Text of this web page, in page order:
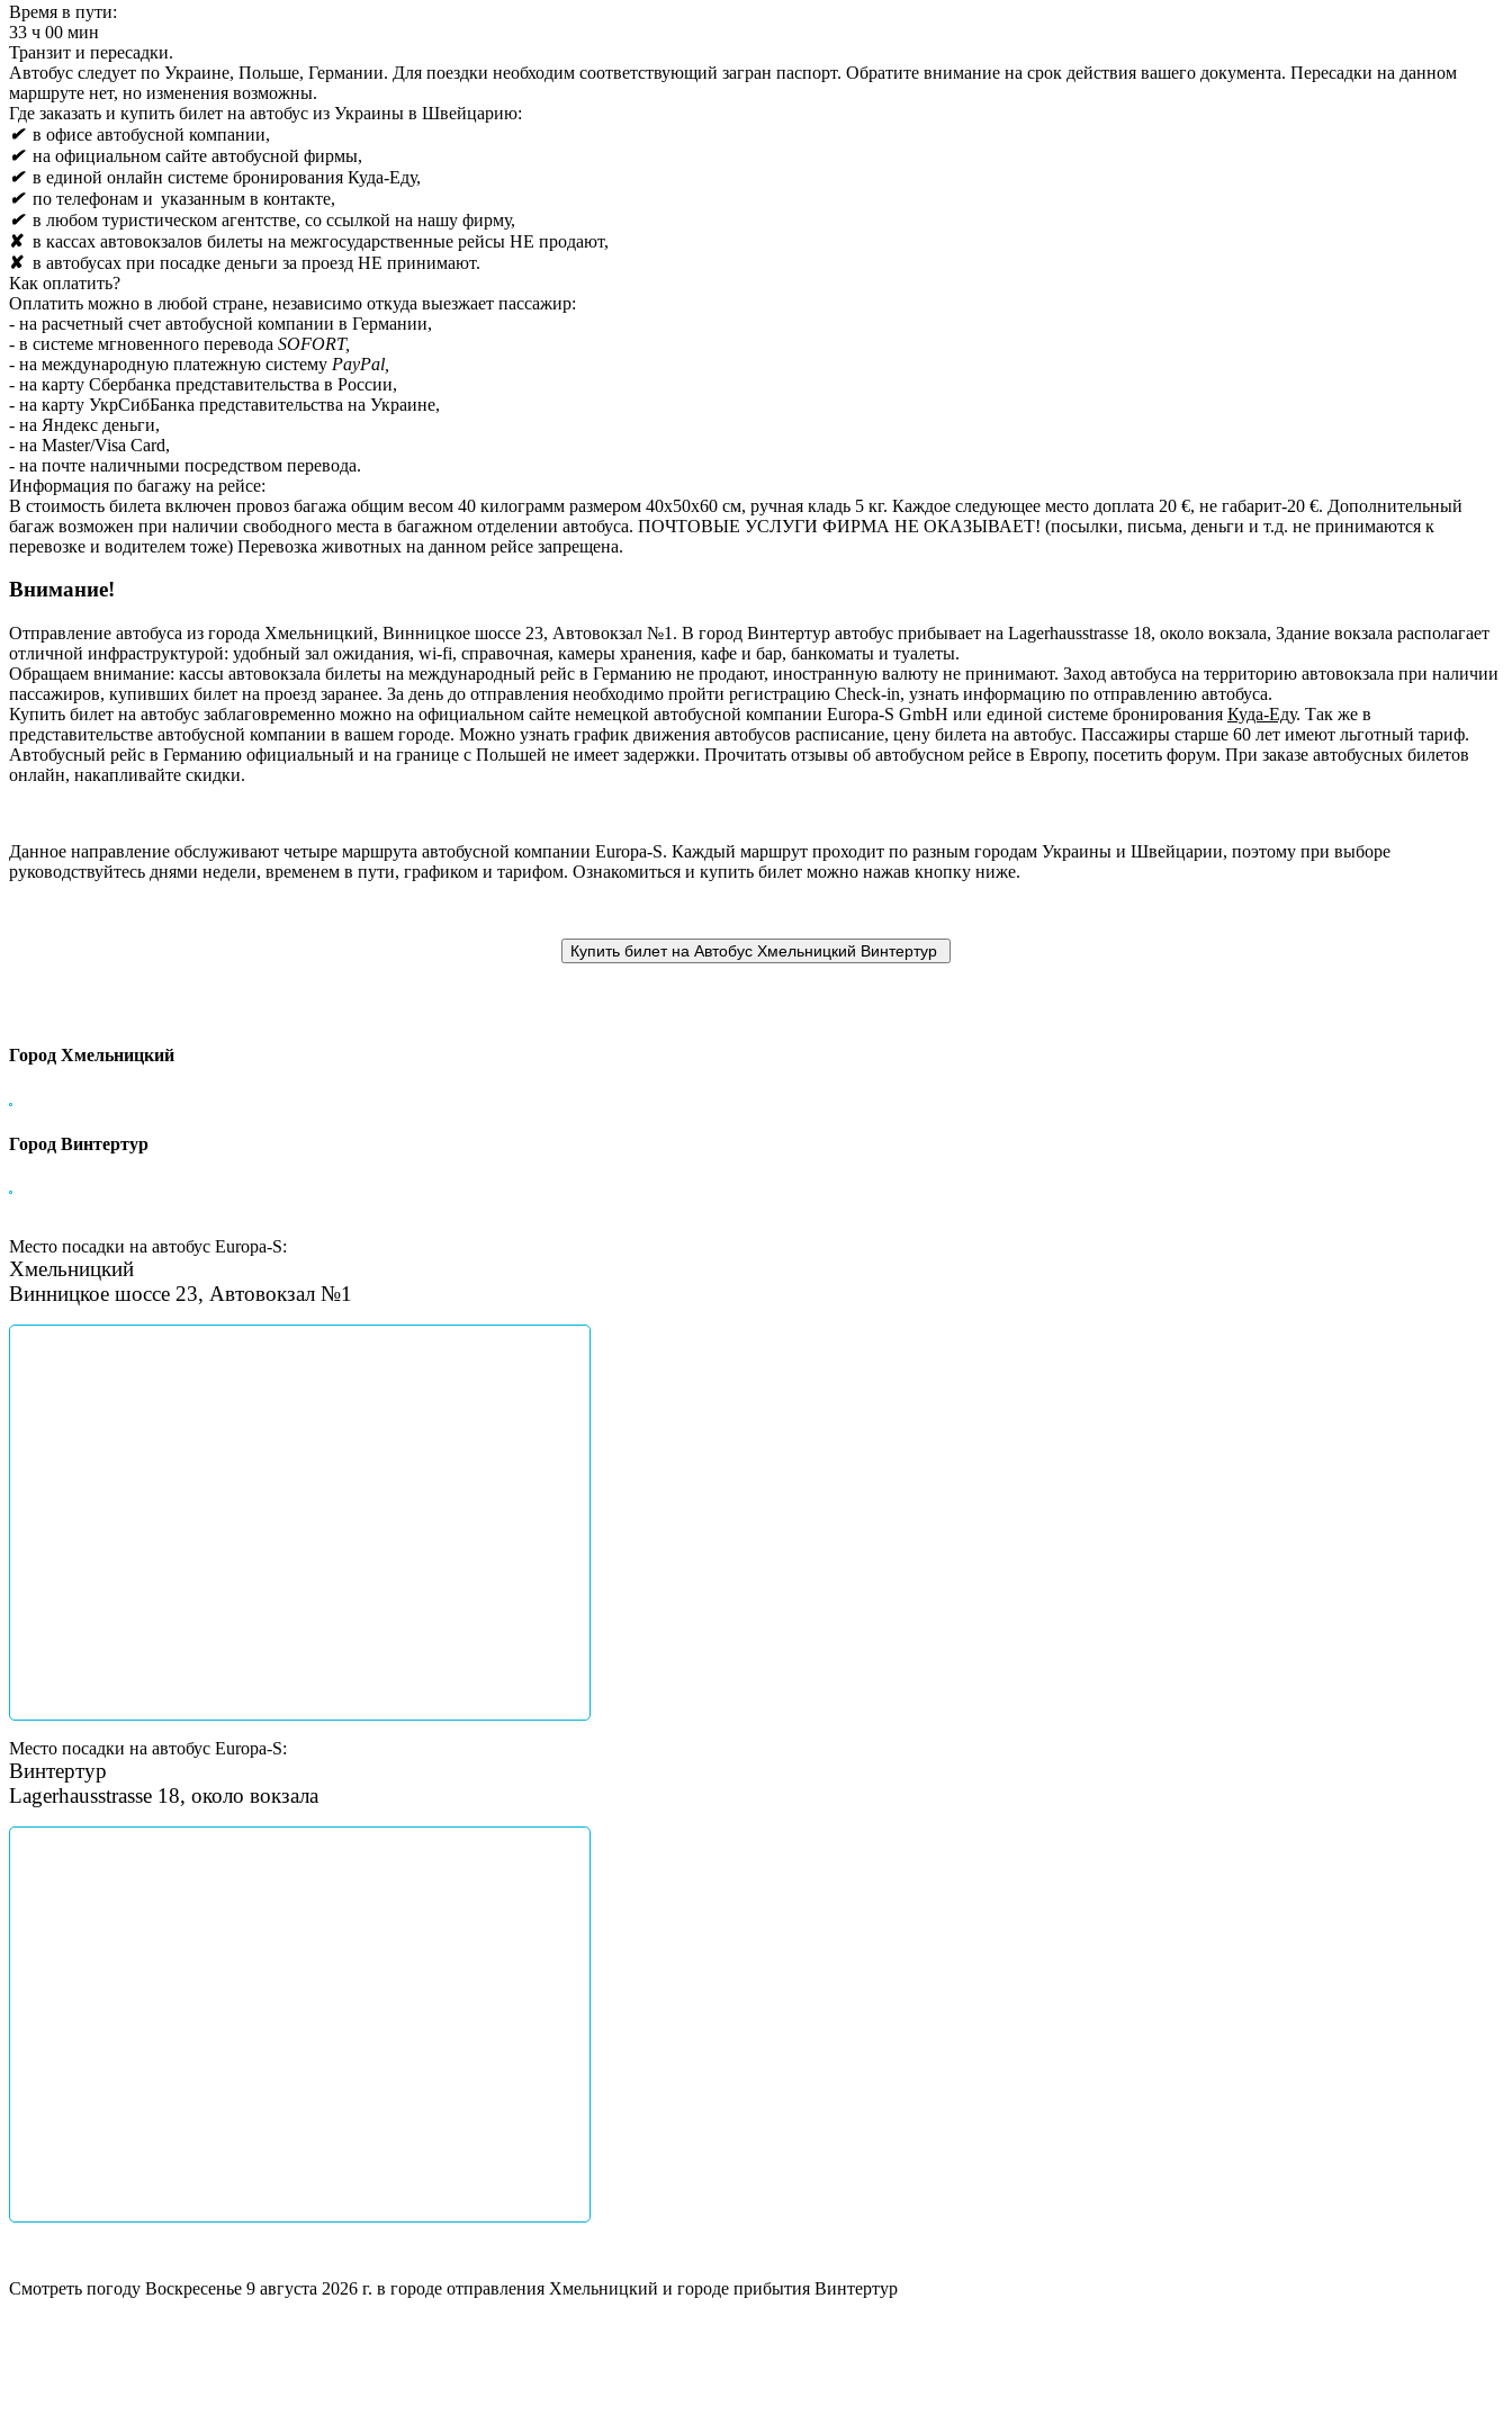
Время в пути:
33 ч 00 мин
Транзит и пересадки.
Автобус следует по Украине, Польше, Германии. Для поездки необходим соответствующий загран паспорт. Обратите внимание на срок действия вашего документа. Пересадки на данном
маршруте нет, но изменения возможны.
Где заказать и купить билет на автобус из Украины в Швейцарию:
✔в офисе автобусной компании,
✔на официальном сайте автобусной фирмы,
✔в единой онлайн системе бронирования Куда-Еду,
✔по телефонам и указанным в контакте,
✔в любом туристическом агентстве, со ссылкой на нашу фирму,
✘ в кассах автовокзалов билеты на межгосударственные рейсы НЕ продают,
✘ в автобусах при посадке деньги за проезд НЕ принимают.
Как оплатить?
Оплатить можно в любой стране, независимо откуда выезжает пассажир:
- на расчетный счет автобусной компании в Германии,
- в системе мгновенного перевода SOFORT,
- на международную платежную систему PayPal,
- на карту Сбербанка представительства в России,
- на карту УкрСибБанка представительства на Украине,
- на Яндекс деньги,
- на Master/Visa Card,
- на почте наличными посредством перевода.
Информация по багажу на рейсе:
В стоимость билета включен провоз багажа общим весом 40 килограмм размером 40х50х60 см, ручная кладь 5 кг. Каждое следующее место доплата 20 €, не габарит-20 €. Дополнительный
багаж возможен при наличии свободного места в багажном отделении автобуса. ПОЧТОВЫЕ УСЛУГИ ФИРМА НЕ ОКАЗЫВАЕТ! (посылки, письма, деньги и т.д. не принимаются к
перевозке и водителем тоже) Перевозка животных на данном рейсе запрещена.
Внимание!
Отправление автобуса из города Хмельницкий, Винницкое шоссе 23, Автовокзал №1. В город Винтертур автобус прибывает на Lagerhausstrasse 18, около вокзала, Здание вокзала располагает
отличной инфраструктурой: удобный зал ожидания, wi-fi, справочная, камеры хранения, кафе и бар, банкоматы и туалеты.
Обращаем внимание: кассы автовокзала билеты на международный рейс в Германию не продают, иностранную валюту не принимают. Заход автобуса на территорию автовокзала при наличии
пассажиров, купивших билет на проезд заранее. За день до отправления необходимо пройти регистрацию Check-in, узнать информацию по отправлению автобуса.
Купить билет на автобус заблаговременно можно на официальном сайте немецкой автобусной компании Europa-S GmbH или единой системе бронирования Куда-Еду. Так же в
представительстве автобусной компании в вашем городе. Можно узнать график движения автобусов расписание, цену билета на автобус. Пассажиры старше 60 лет имеют льготный тариф.
Автобусный рейс в Германию официальный и на границе с Польшей не имеет задержки. Прочитать отзывы об автобусном рейсе в Европу, посетить форум. При заказе автобусных билетов
онлайн, накапливайте скидки.
Данное направление обслуживают четыре маршрута автобусной компании Europa-S. Каждый маршрут проходит по разным городам Украины и Швейцарии, поэтому при выборе
руководствуйтесь днями недели, временем в пути, графиком и тарифом. Ознакомиться и купить билет можно нажав кнопку ниже.
Город Хмельницкий
Город Винтертур
Место посадки на автобус Europa-S:
Хмельницкий
Винницкое шоссе 23, Автовокзал №1
Место посадки на автобус Europa-S:
Винтертур
Lagerhausstrasse 18, около вокзала
Смотреть погоду Воскресенье 9 августа 2026 г. в городе отправления Хмельницкий и городе прибытия Винтертур